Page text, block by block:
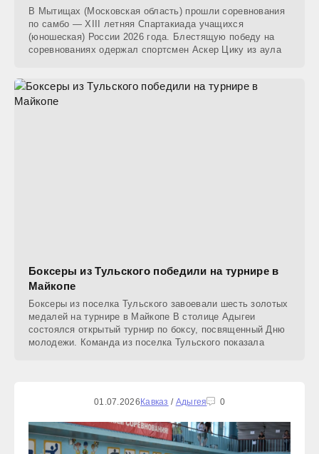
В Мытищах (Московская область) прошли соревнования
по самбо — XIII летняя Спартакиада учащихся
(юношеская) России 2026 года. Блестящую победу на
соревнованиях одержал спортсмен Аскер Цику из аула
Боксеры из Тульского победили на турнире в
Майкопе
Боксеры из поселка Тульского завоевали шесть золотых
медалей на турнире в Майкопе В столице Адыгеи
состоялся открытый турнир по боксу, посвященный Дню
молодежи. Команда из поселка Тульского показала
01.07.2026Кавказ / Адыгея 0